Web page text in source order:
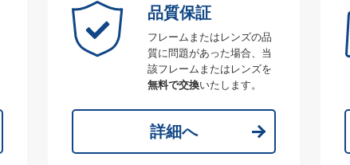
品質保証
フレームまたはレンズの品
質に問題があった場合、当
該フレームまたはレンズを
無料で交換いたします。
詳細へ